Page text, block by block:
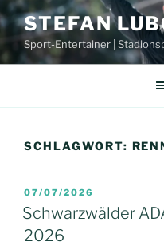
Zum
Inhalt
springen
STEFAN
Sport-Entertainer |
SCHLAGWORT:
VERÖFFENTLICHT
AM
07/07/2026
Schwarzwälder
2026